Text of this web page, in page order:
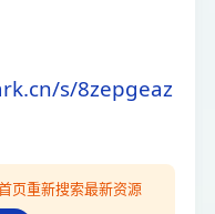
s/8zepgeaz
页重新搜索最新资源